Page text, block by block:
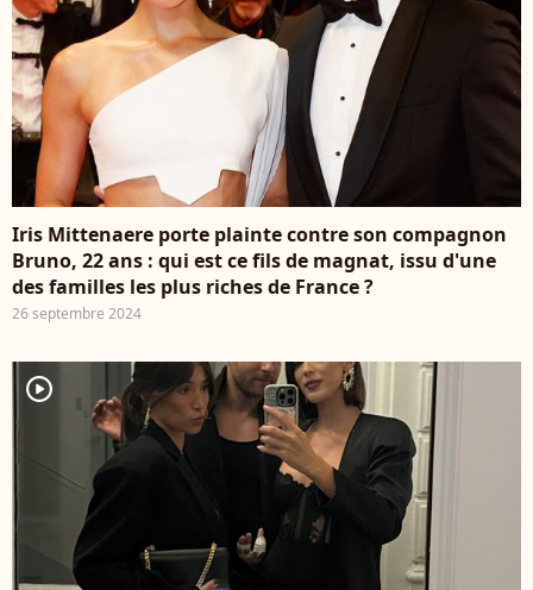
Iris Mittenaere porte plainte contre son compagnon
Bruno, 22 ans : qui est ce fils de magnat, issu d'une
des familles les plus riches de France ?
26 septembre 2024
player2